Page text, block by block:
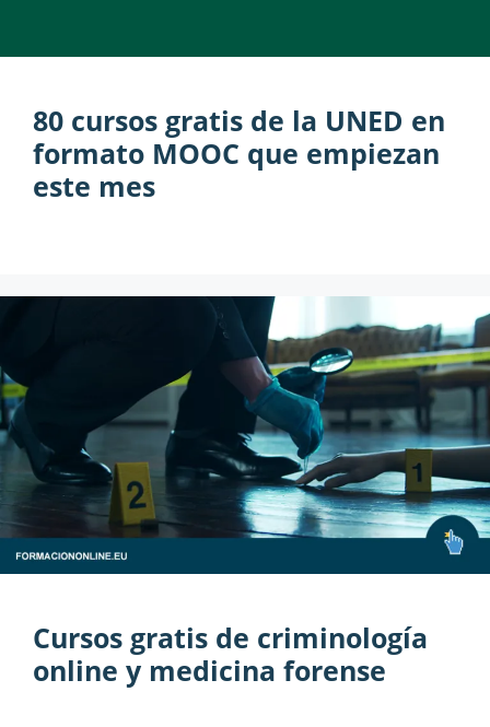
80 cursos gratis de la UNED en
formato MOOC que empiezan
este mes
Cursos gratis de criminología
online y medicina forense